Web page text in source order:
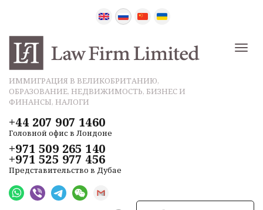
ИММИГРАЦИЯ В ВЕЛИКОБРИТАНИЮ,
ОБРАЗОВАНИЕ, НЕДВИЖИМОСТЬ, БИЗНЕС И
ФИНАНСЫ, НАЛОГИ
+44 207 907 1460
Головной офис в Лондоне
+971 509 265 140
+971 525 977 456
Представительство в Дубае